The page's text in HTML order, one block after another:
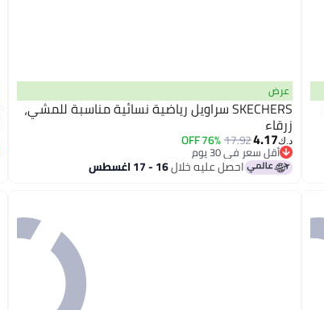
عرض
SKECHERS سراويل رياضية نسائية مناسبة للمشي،
زرقاء
د.ك‏4.17
17.92
76% OFF
أقل سعر في 30 يوم
أقل سعر في 30 يوماحصل عليه خلال16 - 17 اغسطس